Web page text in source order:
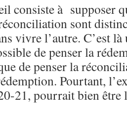
consiste à supposer
sont
vivre l’autre. C’est
de penser la
de penser la
Pourtant,
21, pourrait bien être